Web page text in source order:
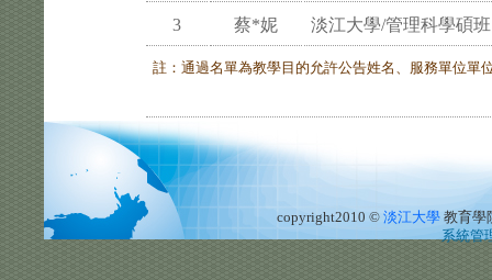
3 蔡*妮 淡江大學/管理科學碩班
註：通過名單為教學目的允許公告姓名、服務單位單
copyright2010 © 淡江大學 教育學
系統管